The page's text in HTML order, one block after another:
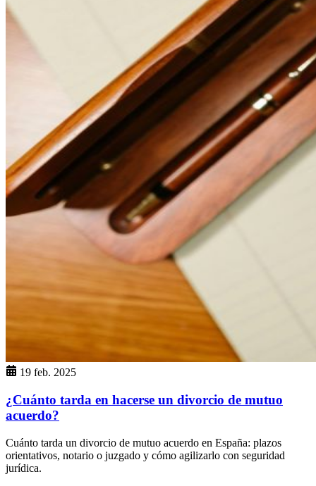
19 feb. 2025
¿Cuánto tarda en hacerse un divorcio de mutuo
acuerdo?
Cuánto tarda un divorcio de mutuo acuerdo en España: plazos
orientativos, notario o juzgado y cómo agilizarlo con seguridad
jurídica.